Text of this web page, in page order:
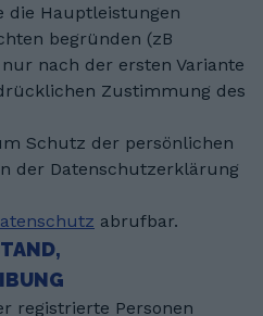
die Hauptleistungen
begründen (zB
nach der ersten Variante
Zustimmung des
Schutz der persönlichen
der Datenschutzerklärung
abrufbar.
registrierte Personen